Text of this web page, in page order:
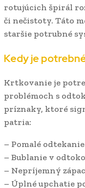
rotujúcich špirál
či nečistoty. Táto
staršie potrubné
Kedy je
Krtkovanie je
problémoch s
príznaky, ktoré
patria:
– Pomalé
– Bublanie v
– Nepríjemný
– Úplné upchatie